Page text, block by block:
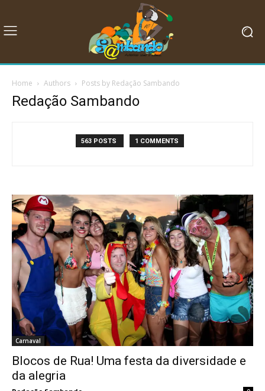
Home Authors Posts by Redação Sambando
Redação Sambando
563 POSTS 1 COMMENTS
Carnaval
Blocos de Rua! Uma festa da diversidade e
da alegria